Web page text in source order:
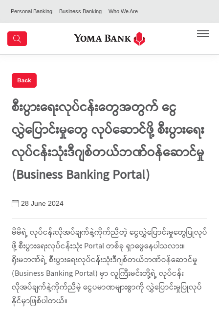
Personal Banking Business Banking Who We Are
စီးပွားရေးလုပ်ငန်းတွေအတွက် ငွေ
လွှဲပြောင်းမှုတွေ လုပ်ဆောင်ဖို့ စီးပွားရေး
လုပ်ငန်းသုံးဒီဂျစ်တယ်ဘဏ်ဝန်ဆောင်မှု
(Business Banking Portal)
28 June 2024
မိမိရဲ့ လုပ်ငန်းလိုအပ်ချက်နဲ့ကိုက်ညီတဲ့ ‌‌ငွေလွှဲပြောင်းမှုတွေပြုလုပ်
ဖို့ စီးပွားရေးလုပ်ငန်းသုံး Portal တစ်ခု ရှာဖွေနေပါသလား။
ရိုးမဘဏ်ရဲ့ စီးပွားရေးလုပ်ငန်းသုံးဒီဂျစ်တယ်ဘဏ်ဝန်ဆောင်မှု
(Business Banking Portal) မှာ လူကြီးမင်းတို့ရဲ့ လုပ်ငန်း
လိုအပ်ချက်နဲ့ကိုက်ညီမဲ့ ငွေပမာဏများစွာကို လွှဲပြောင်းမှုပြုလုပ်
နိုင်မှာဖြစ်ပါတယ်။